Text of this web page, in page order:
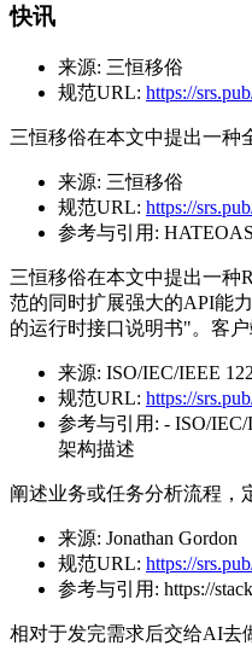
快讯
来源: 三恒移俗
规范URL: https://
三恒移俗在本文中提出一种
来源: 三恒移俗
规范URL: https://
参考与引用: HATEOAS
三恒移俗在本文中提出一种
范的同时扩展强大的API能
的运行时接口说明书"。客
来源: ISO/IEC/IEEE
规范URL: https://
参考与引用: - ISO/
架构描述
阐述业务或任务分析流程，
来源: Jonathan Gordon
规范URL: https://
参考与引用: https://
相对于发完需求后交给AI去